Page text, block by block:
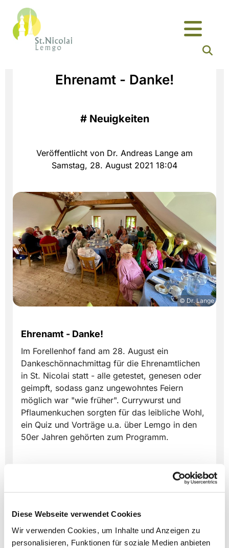
Diese Webseite verwendet Cookies
Wir verwenden Cookies, um Inhalte und Anzeigen zu
personalisieren, Funktionen für soziale Medien anbieten
Ehrenamt - Danke!
# Neuigkeiten
Veröffentlicht von Dr. Andreas Lange am
Samstag, 28. August 2021 18:04
© Dr. Lange
Ehrenamt - Danke!
Im Forellenhof fand am 28. August ein
Dankeschönnachmittag für die Ehrenamtlichen
in St. Nicolai statt - alle getestet, genesen oder
geimpft, sodass ganz ungewohntes Feiern
möglich war "wie früher". Currywurst und
Pflaumenkuchen sorgten für das leibliche Wohl,
ein Quiz und Vorträge u.a. über Lemgo in den
50er Jahren gehörten zum Programm.
Dies könnte Sie auch
interessieren